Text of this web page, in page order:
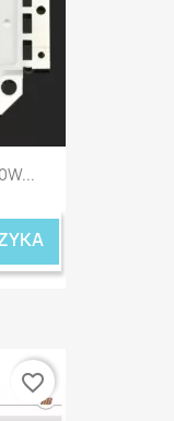
favorite_border